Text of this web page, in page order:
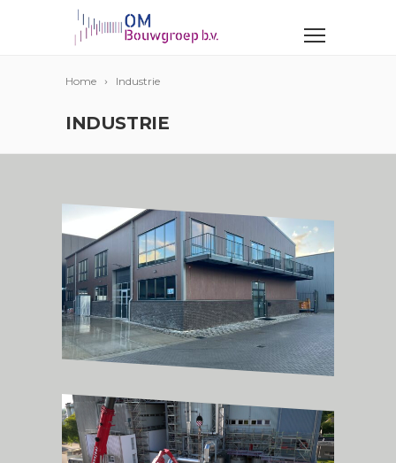
Home Industrie
INDUSTRIE